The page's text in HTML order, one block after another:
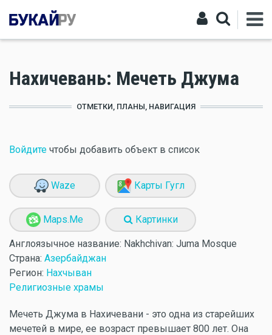
Нахичевань: Мечеть Джума
ОТМЕТКИ, ПЛАНЫ, НАВИГАЦИЯ
Войдите чтобы добавить объект в список
Waze Карты Гугл
Maps.Me Картинки
Англоязычное название: Nakhchivan: Juma Mosque
Страна: Азербайджан
Регион: Нахчыван
Религиозные храмы
Мечеть Джума в Нахичевани - это одна из старейших
мечетей в мире, ее возраст превышает 800 лет. Она